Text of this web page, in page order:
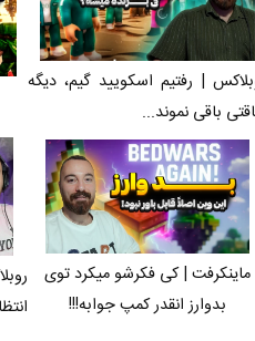
| رفتیم اسکویید گیم، دیگه
باقی نموند...
ماینکرفت | کی فکرشو میکرد توی
بدوارز انقدر کمپ جوابه!!!